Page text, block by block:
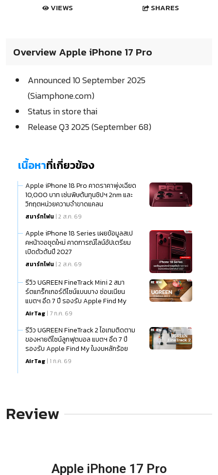
VIEWS SHARES
Overview Apple iPhone 17 Pro
Announced 10 September 2025
(Siamphone.com)
Status in store thai
Release Q3 2025 (September 68)
เนื้อหาที่เกี่ยวข้อง
Apple iPhone 18 Pro คาดราคาพุ่งเฉียด
10,000 บาท เซ่นพิษต้นทุนชิปฯ 2nm และ
วิกฤตหน่วยความจำขาดแคลน
สมาร์ทโฟน | 2 ส.ค. 69
Apple iPhone 18 Series เผยข้อมูลสเป
คหน้าจอชุดใหม่ คาดการณ์ไลน์อัปเตรียม
เปิดตัวต้นปี 2027
สมาร์ทโฟน | 2 ส.ค. 69
รีวิว UGREEN FineTrack Mini 2 สมา
ร์ตแทร็กเกอร์ดีไซน์แบนบาง ซ่อนเนียน
แบตฯ อึด 7 ปี รองรับ Apple Find My
AirTag | 7 ก.ค. 69
รีวิว UGREEN FineTrack 2 ไอเทมติดตาม
ของหายดีไซน์ลูกฟุตบอล แบตฯ อึด 7 ปี
รองรับ Apple Find My ในงบหลักร้อย
AirTag | 1 ก.ค. 69
Review
Apple iPhone 17 Pro